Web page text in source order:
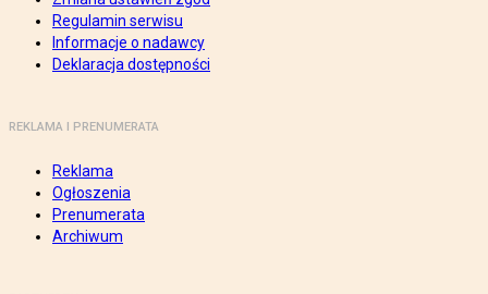
Regulamin serwisu
Informacje o nadawcy
Deklaracja dostępności
REKLAMA I PRENUMERATA
Reklama
Ogłoszenia
Prenumerata
Archiwum